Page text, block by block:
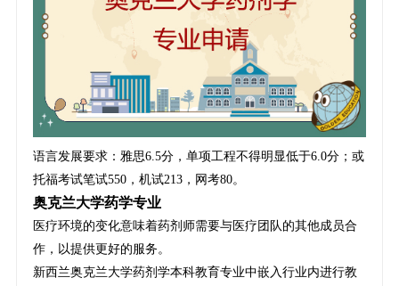
语言发展要求：雅思6.5分，单项工程不得明显低于6.0分；或
托福考试笔试550，机试213，网考80。
奥克兰大学药学专业
医疗环境的变化意味着药剂师需要与医疗团队的其他成员合
作，以提供更好的服务。
新西兰奥克兰大学药剂学本科教育专业中嵌入行业内进行教